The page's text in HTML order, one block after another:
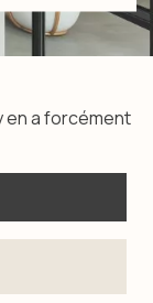
en a forcément